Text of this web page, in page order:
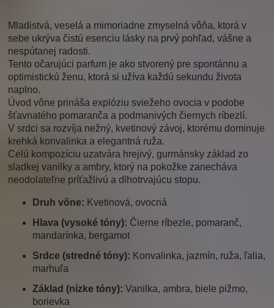
Mladistvá, veselá a mimoriadne zmyselná vôňa, ktorá v
sebe ukrýva čistú esenciu lásky na prvý pohľad, vášne a
nespútanej radosti.
Tento očarujúci parfum je ako stvorený pre spontánnu a
optimistickú ženu, ktorá si užíva každú sekundu života
naplno.
Úvod vône prináša explóziu sviežeho ovocia v podobe
šťavnatého pomaranča a podmanivých čiernych ríbezlí.
V srdci sa rozvíja nežný, kvetinový závoj, ktorému dominuje
krehká konvalinka a elegantná ruža.
Celú kompozíciu uzatvára hrejivý, gurmánsky základ zo
sladkej vanilky a ambry, ktorý na pokožke zanecháva
neodolateľne príťažlivú a dlhotrvajúcu stopu.
Druh vône: Kvetinová, ovocná
Hlava (vysoké tóny): Čierne ríbezle, pomaranč,
mandarínka, bergamot
Srdce (stredné tóny): Konvalinka, jazmín, ruža, ľalia,
marhuľa
Základ (nízke tóny): Vanilka, ambra, biele pižmo,
borievka